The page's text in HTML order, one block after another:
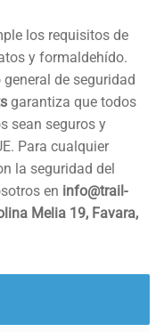
los requisitos de
y formaldehído.
de seguridad
garantiza que todos
sean seguros y
Para cualquier
la seguridad del
en info@trail-
Melia 19, Favara,